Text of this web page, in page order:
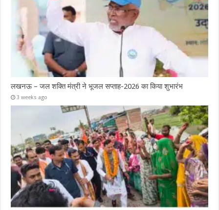
लखनऊ – जल शक्ति मंत्री ने भूजल सप्ताह-2026 का किया शुभारंभ
3 weeks ago